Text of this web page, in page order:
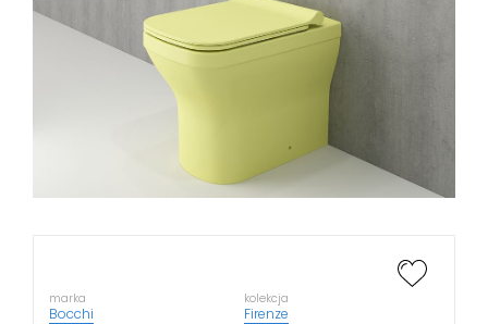
marka
Bocchi
kolekcja
Firenze